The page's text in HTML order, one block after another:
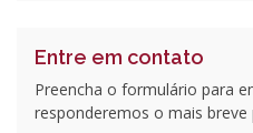
Entre em contato
Preencha o formulário para
responderemos o mais breve